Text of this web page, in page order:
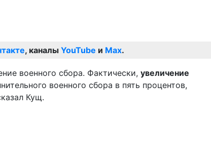
, каналы YouTube и Max.
военного сбора. Фактически, увеличение
военного сбора в пять процентов,
Кущ.